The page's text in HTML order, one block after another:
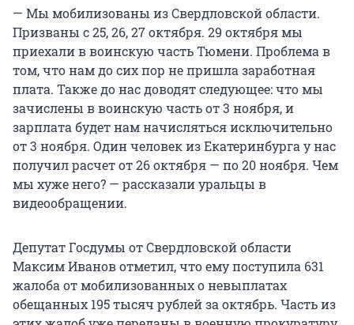
— Мы мобилизованы из Свердловской области.
Призваны с 25, 26, 27 октября. 29 октября мы
приехали в воинскую часть Тюмени. Проблема в
том, что нам до сих пор не пришла заработная
плата. Также до нас доводят следующее: что мы
зачислены в воинскую часть от 3 ноября, и
зарплата будет нам начисляться исключительно
от 3 ноября. Один человек из Екатеринбурга у нас
получил расчет от 26 октября — по 20 ноября. Чем
мы хуже него? — рассказали уральцы в
видеообращении.
Депутат Госдумы от Свердловской области
Максим Иванов отметил, что ему поступила 631
жалоба от мобилизованных о невыплатах
обещанных 195 тысяч рублей за октябрь. Часть из